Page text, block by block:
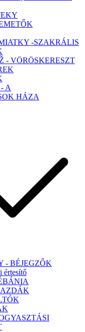
-SZAKRÁLIS
- VÖRÖSKERESZT
A
HÁZA
- BÉJEGZŐK
értesítő